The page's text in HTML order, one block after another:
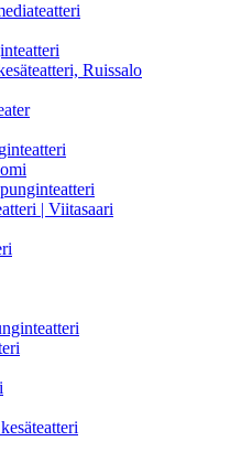
Ruissalo
| Viitasaari